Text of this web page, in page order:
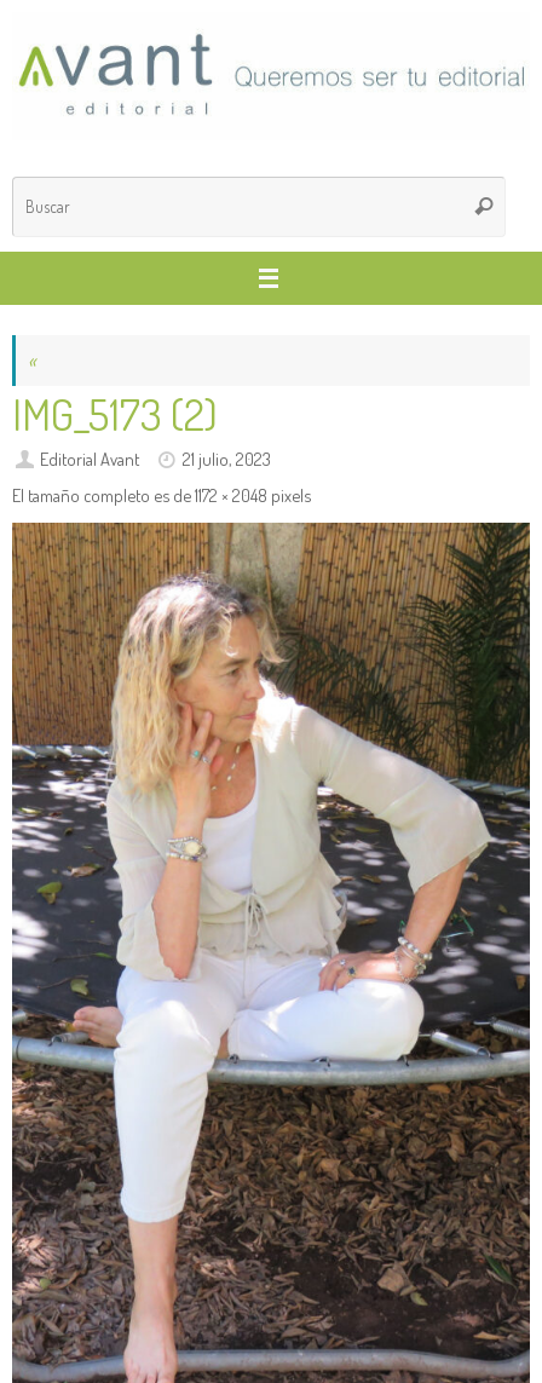
contenido
Buscar
«
IMG_5173 (2)
Editorial Avant
21 julio, 2023
El tamaño completo es de1172 × 2048 pixels